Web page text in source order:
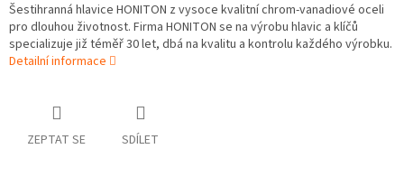
Šestihranná hlavice HONITON z vysoce kvalitní chrom-vanadiové oceli
pro dlouhou životnost. Firma HONITON se na výrobu hlavic a klíčů
specializuje již téměř 30 let, dbá na kvalitu a kontrolu každého výrobku.
Detailní informace
ZEPTAT SE SDÍLET